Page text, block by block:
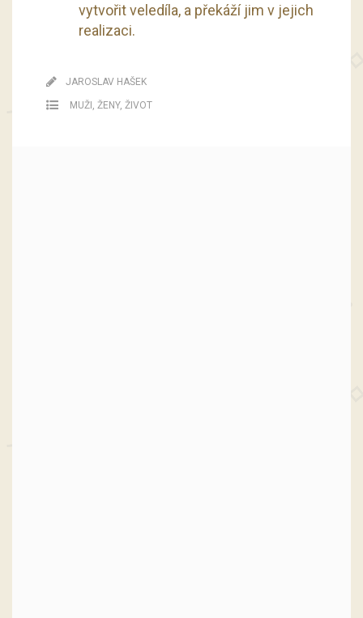
vytvořit veledíla, a překáží jim v jejich
realizaci.
JAROSLAV HAŠEK
MUŽI, ŽENY, ŽIVOT